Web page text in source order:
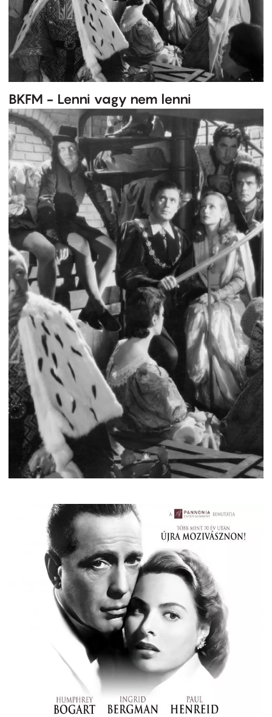
BKFM - Lenni vagy nem lenni